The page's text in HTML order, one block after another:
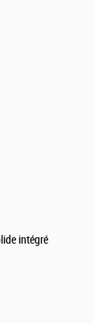
intégré